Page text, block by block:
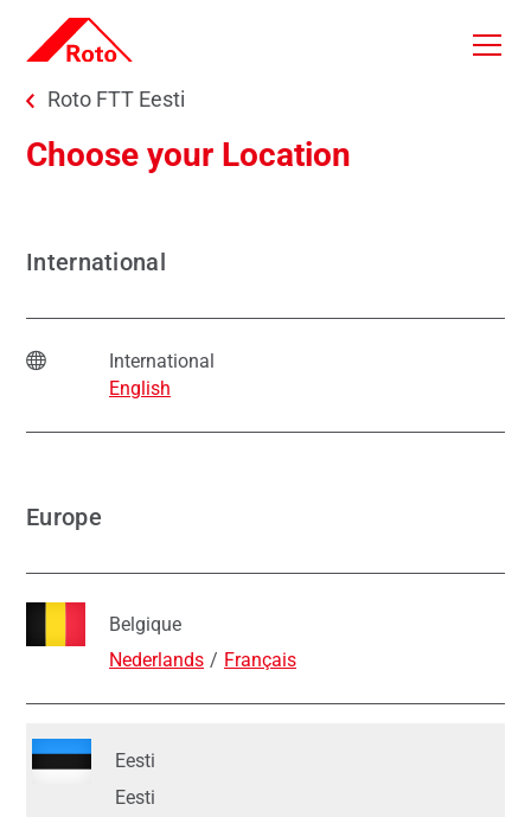
Skip to main content
You are here:
Roto FTT Eesti
Choose your Location
International
International
English
Europe
Belgique
Nederlands
Français
Eesti
Eesti